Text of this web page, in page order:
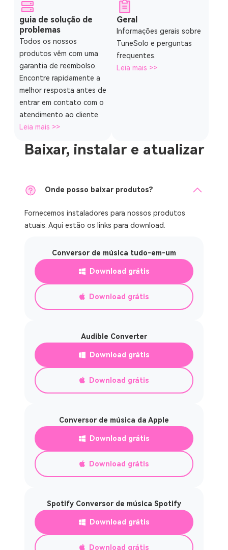
guia de solução de
problemas
Todos os nossos
produtos vêm com uma
garantia de reembolso.
Encontre rapidamente a
melhor resposta antes de
entrar em contato com o
atendimento ao cliente.
Leia mais >>
Geral
Informações gerais sobre
TuneSolo e perguntas
frequentes.
Leia mais >>
Baixar, instalar e atualizar
Onde posso baixar produtos?
Fornecemos instaladores para nossos produtos
atuais. Aqui estão os links para download.
Conversor de música tudo-em-um
Download grátis
Download grátis
Audible Converter
Download grátis
Download grátis
Conversor de música da Apple
Download grátis
Download grátis
Spotify Conversor de música Spotify
Download grátis
Download grátis